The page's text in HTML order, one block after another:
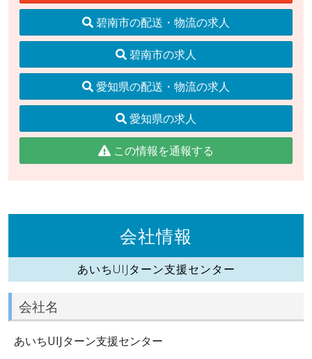
碧南市の配送・物流の求人
碧南市の求人
愛知県の配送・物流の求人
愛知県の求人
この情報を通報する
会社情報
あいちUIJターン支援センター
会社名
あいちUIJターン支援センター